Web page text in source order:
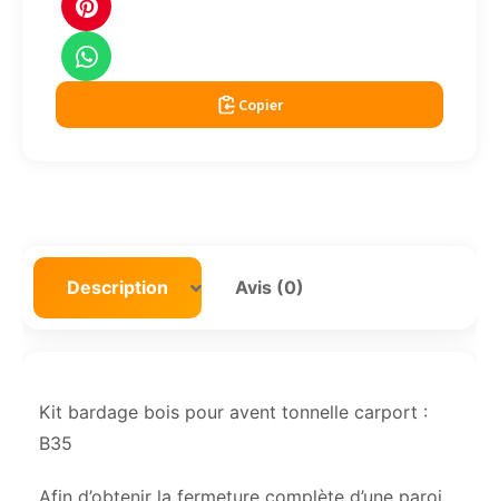
Copier
Description Avis (0)
Kit bardage bois pour avent tonnelle carport :
B35